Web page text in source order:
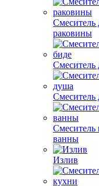
Смеситель
раковины
Смеситель
Смеситель
Смеситель
ванны
Излив